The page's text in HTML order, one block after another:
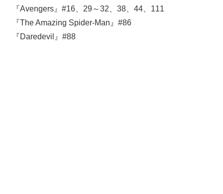
『Avengers』#16、29～32、38、44、111
『The Amazing Spider-Man』#86
『Daredevil』#88